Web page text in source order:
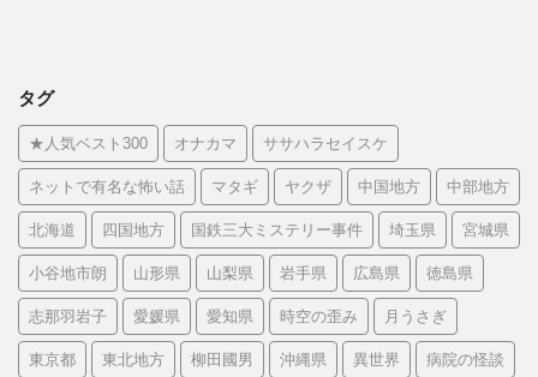
タグ
★人気ベスト300 オナカマ ササハラセイスケ
ネットで有名な怖い話 マタギ ヤクザ 中国地方 中部地方
北海道 四国地方 国鉄三大ミステリー事件 埼玉県 宮城県
小谷地市朗 山形県 山梨県 岩手県 広島県 徳島県
志那羽岩子 愛媛県 愛知県 時空の歪み 月うさぎ
東京都 東北地方 柳田國男 沖縄県 異世界 病院の怪談